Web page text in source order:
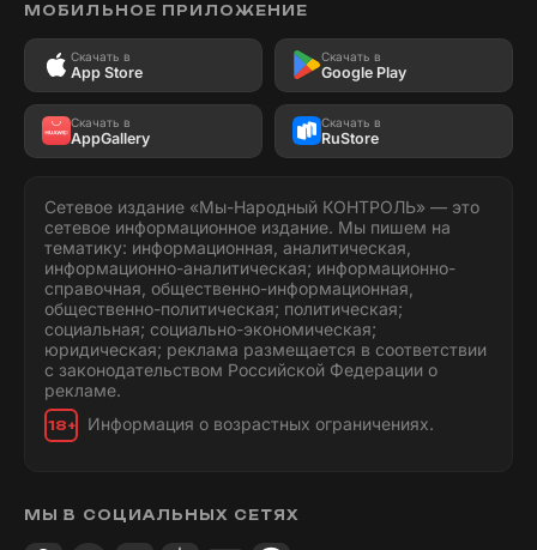
МОБИЛЬНОЕ ПРИЛОЖЕНИЕ
Скачать в
App Store
Скачать в
Google Play
Скачать в
AppGallery
Скачать в
RuStore
Сетевое издание «Мы-Народный КОНТРОЛЬ» — это
сетевое информационное издание. Мы пишем на
тематику: информационная, аналитическая,
информационно-аналитическая; информационно-
справочная, общественно-информационная,
общественно-политическая; политическая;
социальная; социально-экономическая;
юридическая; реклама размещается в соответствии
с законодательством Российской Федерации о
рекламе.
18+ Информация о возрастных ограничениях.
МЫ В СОЦИАЛЬНЫХ СЕТЯХ